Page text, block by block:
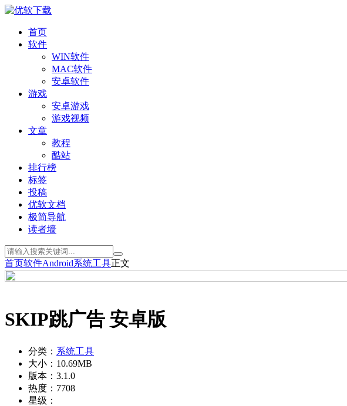
首页
软件
WIN软件
MAC软件
安卓软件
游戏
安卓游戏
游戏视频
文章
教程
酷站
排行榜
标签
投稿
优软文档
极简导航
读者墙
首页软件Android系统工具正文
SKIP跳广告 安卓版
分类： 系统工具
大小： 10.69MB
版本： 3.1.0
热度： 7708
星级：